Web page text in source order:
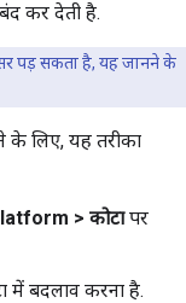
कर देती है.
पड़ सकता है, यह जानने के
लिए, यह तरीका
> कोटापर
बदलाव करना है.